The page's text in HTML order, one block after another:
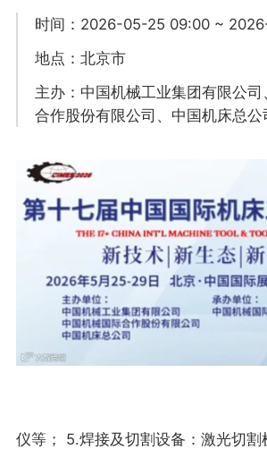
时间：2026-05-25 09:00 ~
地点：北京市
主办：中国机械工业集团有限公
合作股份有限公司、中国机床总公
仪等； 5.焊接及切割设备：激光切割